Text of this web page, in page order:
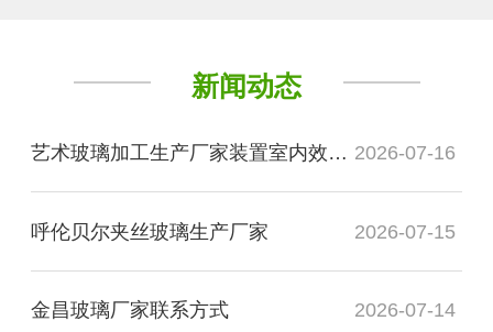
新闻动态
艺术玻璃加工生产厂家装置室内效果图 2026-07-16
呼伦贝尔夹丝玻璃生产厂家 2026-07-15
金昌玻璃厂家联系方式 2026-07-14